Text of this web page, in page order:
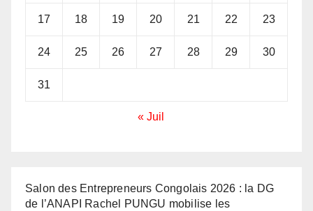
17 18 19 20 21 22 23
24 25 26 27 28 29 30
31
« Juil
Salon des Entrepreneurs Congolais 2026 : la DG
de l’ANAPI Rachel PUNGU mobilise les